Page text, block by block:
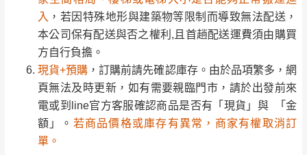
入 ，若因特殊地形與建築物等限制而導致無法配送，
本公司保有配送與否之權利,且首趟配送運費須由購買
方自行負擔。
現貨+預購 ，訂購前請先確認庫存。由於品項繁多，網
頁無法及時更新，如有需要親臨門市，請於出發前來
電或到line官方客服確認商品是否有「現貨」與 「金
額」。 若商品價格或庫存有異常，商家有權取消訂
單。
電或到line官方客服確認商品是否有「現貨」與 「金
額」。若商品價格或庫存有異常，商家有權取消訂
單。
尺寸為人工丈量略有誤差，請以實品為主
商品顏色可能會因拍攝燈光、電腦解析度、螢幕設定 等因
素,造成實品與網頁上有所差異
保護物流人員的工作安全，賣家無提供吊掛服務，若
需以吊車或其他的吊掛方式吊運，費用將由買方自行
支付。
因大型傢俱有組裝、配送的問題，並非一般快速到貨
商品，無法指定特定時間送達，司機當天到貨前皆會
再與您通知，讓您不用整天在家等貨，以免浪費你的
寶貴時間。
如遇自然災害、政府宣布之災害警報等不可抗力情
台北市、新北市地區固定每周(三)、(日)兩天
收送貨，敬請見諒！
本公司部份商品無維修服務，超過7日鑑賞
期，商品使用年限，因客人使用習慣、居家
環境不同。若屬人為因素導致商品損壞、零
件短缺，則維修、搬運費用，需由消費者自
行吸收(另事先與消費者報價，消費者同意將